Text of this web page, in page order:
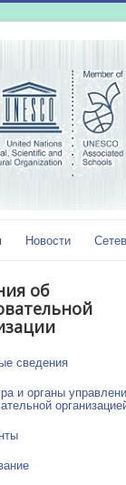
Новости
об
сведения
и органы